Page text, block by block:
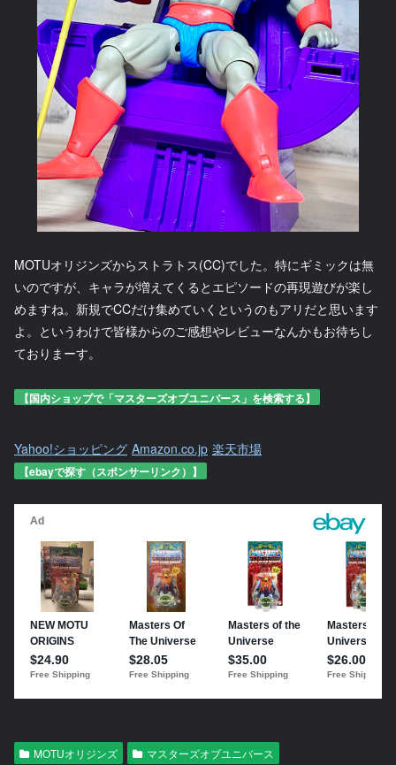
MOTUオリジンズからストラトス(CC)でした。特にギミックは無
いのですが、キャラが増えてくるとエピソードの再現遊びが楽し
めますね。新規でCCだけ集めていくというのもアリだと思います
よ。というわけで皆様からのご感想やレビューなんかもお待ちし
ておりまーす。
【国内ショップで「マスターズオブユニバース」を検索する】
Yahoo!ショッピング Amazon.co.jp 楽天市場
【ebayで探す（スポンサーリンク）】
MOTUオリジンズ マスターズオブユニバース